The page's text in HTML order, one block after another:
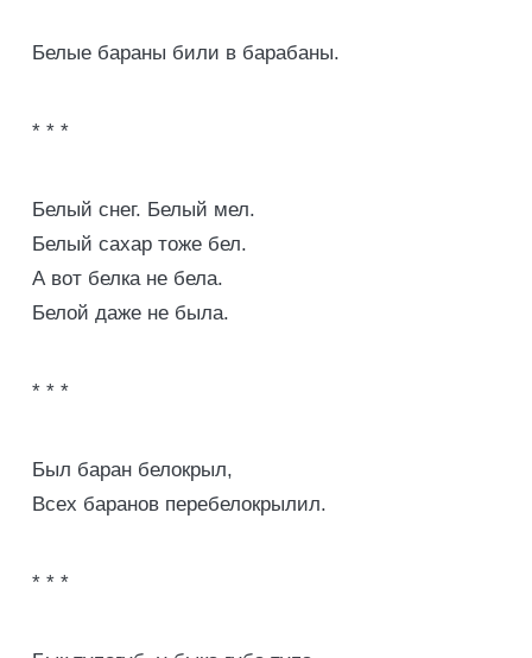
Белые бараны били в барабаны.
* * *
Белый снег. Белый мел.
Белый сахар тоже бел.
А вот белка не бела.
Белой даже не была.
* * *
Был баран белокрыл,
Всех баранов перебелокрылил.
* * *